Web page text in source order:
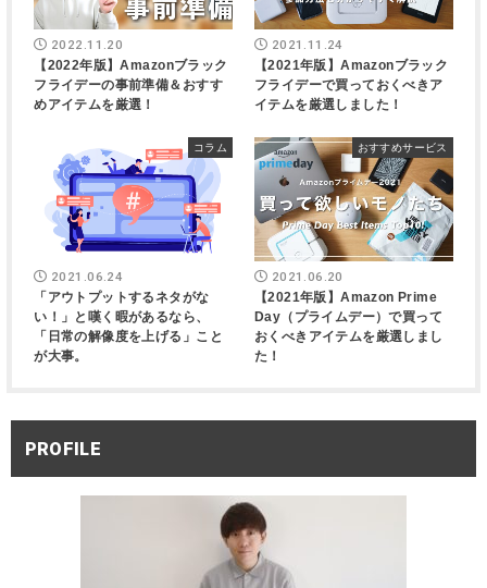
2022.11.20
【2022年版】Amazonブラック
フライデーの事前準備＆おすす
めアイテムを厳選！
2021.11.24
【2021年版】Amazonブラック
フライデーで買っておくべきア
イテムを厳選しました！
コラム
2021.06.24
「アウトプットするネタがな
い！」と嘆く暇があるなら、
「日常の解像度を上げる」こと
が大事。
おすすめサービス
2021.06.20
【2021年版】Amazon Prime
Day（プライムデー）で買って
おくべきアイテムを厳選しまし
た！
PROFILE